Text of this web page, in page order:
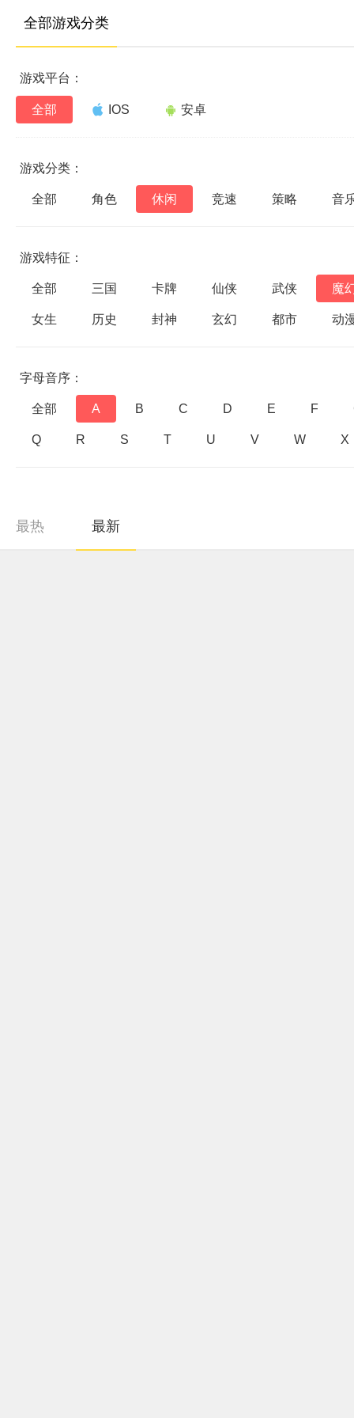
全部游戏分类
游戏平台：
全部 IOS 安卓
游戏分类：
全部 角色 休闲 竞速 策略 音
游戏特征：
全部 三国 卡牌 仙侠 武侠 魔
女生 历史 封神 玄幻 都市 动
字母音序：
全部 A B C D E F
Q R S T U V W X
最热 最新